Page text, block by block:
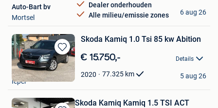
Dealer onderhouden
Alle milieu/emissie zones
Auto-Bart bv
Mortsel
6 aug 26
Bewaren
in
Mijn
Favorieten
Skoda Kamiq 1.0 Tsi 85 kw Abition
€ 15.750,- Details
2020 77.325 km
forrest
Ieper
5 aug 26
Skoda Kamiq Kamiq 1.5 TSI ACT